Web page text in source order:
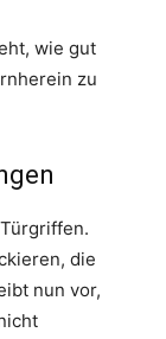
wie gut
zu
die
nun vor,